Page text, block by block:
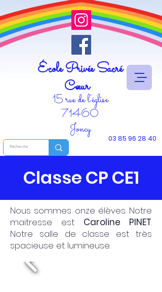
École Privée Sacré
Cœur
15 rue de l'église
71460
Joncy
03 85 96 28 40
Classe CP CE1
Nous sommes onze élèves. Notre
maitresse est Caroline PINET.
Notre salle de classe est très
spacieuse et lumineuse.